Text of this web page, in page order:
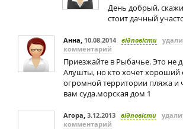
День добрый,
стоит дачный
Анна, 10.08.2014 відповісти
комментарий
Приезжайте в Рыбачье. Это не
Алушты, но кто хочет хороший
огромной территории пляжа и
вам суда.морская дом 1
Агора, 3.12.2013 відповісти
комментарий